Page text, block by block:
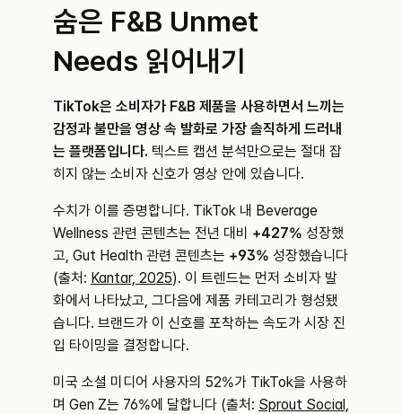
숨은 F&B Unmet
Needs 읽어내기
TikTok은 소비자가 F&B 제품을 사용하면서 느끼는
감정과 불만을 영상 속 발화로 가장 솔직하게 드러내
는 플랫폼입니다. 텍스트 캡션 분석만으로는 절대 잡
히지 않는 소비자 신호가 영상 안에 있습니다.
수치가 이를 증명합니다. TikTok 내 Beverage
Wellness 관련 콘텐츠는 전년 대비 +427% 성장했
고, Gut Health 관련 콘텐츠는 +93% 성장했습니다
(출처: Kantar, 2025). 이 트렌드는 먼저 소비자 발
화에서 나타났고, 그다음에 제품 카테고리가 형성됐
습니다. 브랜드가 이 신호를 포착하는 속도가 시장 진
입 타이밍을 결정합니다.
미국 소셜 미디어 사용자의 52%가 TikTok을 사용하
며 Gen Z는 76%에 달합니다 (출처: Sprout Social,